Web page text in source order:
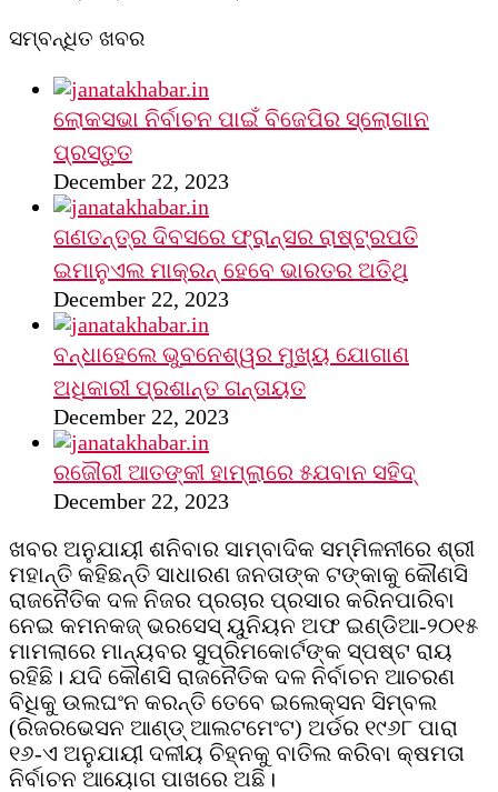
ସମ୍ବନ୍ଧିତ ଖବର
ଲୋକସଭା ନିର୍ବାଚନ ପାଇଁ ବିଜେପିର ସ୍ଲୋଗାନ
ପ୍ରସ୍ତୁତ
December 22, 2023
ଗଣତନ୍ତ୍ର ଦିବସରେ ଫ୍ରାନ୍ସର ରାଷ୍ଟ୍ରପତି
ଇମାନୁଏଲ ମାକ୍ରନ୍‌ ହେବେ ଭାରତର ଅତିଥି
December 22, 2023
ବନ୍ଧାହେଲେ ଭୁବନେଶ୍ୱର ମୁଖ୍ୟ ଯୋଗାଣ
ଅଧିକାରୀ ପ୍ରଶାନ୍ତ ଗନ୍ତାୟତ
December 22, 2023
ରଜୌରୀ ଆତଙ୍କୀ ହାମ୍‌ଲାରେ ୫ଯବାନ ସହିଦ୍
December 22, 2023
ଖବର ଅନୁଯାୟୀ ଶନିବାର ସାମ୍ବାଦିକ ସମ୍ମିଳନୀରେ ଶ୍ରୀ
ମହାନ୍ତି କହିଛନ୍ତି ସାଧାରଣ ଜନତାଙ୍କ ଟଙ୍କାକୁ କୌଣସି
ରାଜନୈତିକ ଦଳ ନିଜର ପ୍ରଚାର ପ୍ରସାର କରିନପାରିବା
ନେଇ କମନକଜ୍ ଭରସେସ୍ ୟୁନିୟନ ଅଫ ଇଣ୍ଡିଆ-୨୦୧୫
ମାମଲାରେ ମାନ୍ୟବର ସୁପ୍ରିମକୋର୍ଟଙ୍କ ସ୍ପଷ୍ଟ ରାୟ
ରହିଛି। ଯଦି କୌଣସି ରାଜନୈତିକ ଦଳ ନିର୍ବାଚନ ଆଚରଣ
ବିଧିକୁ ଉଲଘଂନ କରନ୍ତି ତେବେ ଇଲେକ୍ସନ ସିମ୍ବଲ
(ରିଜରଭେସନ ଆଣ୍ଡ୍ ଆଲଟମେଂଟ) ଅର୍ଡର ୧୯୬୮ ପାରା
୧୬-ଏ ଅନୁଯାୟୀ ଦଳୀୟ ଚିହ୍ନକୁ ବାତିଲ କରିବା କ୍ଷମତା
ନିର୍ବାଚନ ଆୟୋଗ ପାଖରେ ଅଛି।